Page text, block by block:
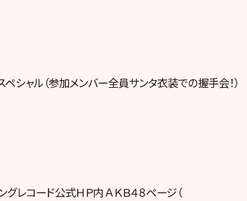
ペシャル（参加メンバー全員サンタ衣装での握手会！）
グレコード公式ＨＰ内 ＡＫＢ４８ページ（